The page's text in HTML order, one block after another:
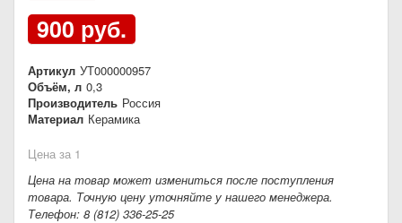
900 руб.
Артикул УТ000000957
Объём, л 0,3
Производитель Россия
Материал Керамика
Цена за 1
Цена на товар может измениться после поступления
товара. Точную цену уточняйте у нашего менеджера.
Телефон: 8 (812) 336-25-25